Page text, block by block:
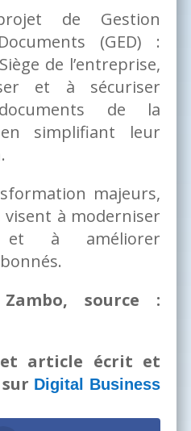
de Gestion
(GED) :
de l’entreprise,
et à sécuriser
de la
en simplifiant leur
majeurs,
visent à moderniser
et à améliorer
source :
article écrit et
Digital Business